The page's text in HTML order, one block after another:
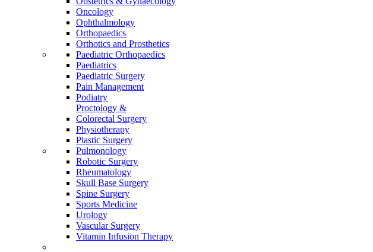
Oncology
Ophthalmology
Orthopaedics
Orthotics and Prosthetics
Paediatric Orthopaedics
Paediatrics
Paediatric Surgery
Pain Management
Podiatry
Proctology &
Colorectal Surgery
Physiotherapy
Plastic Surgery
Pulmonology
Robotic Surgery
Rheumatology
Skull Base Surgery
Spine Surgery
Sports Medicine
Urology
Vascular Surgery
Vitamin Infusion Therapy